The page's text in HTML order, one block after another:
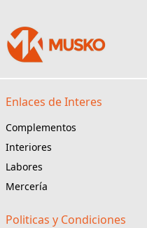
Enlaces de Interes
Complementos
Interiores
Labores
Mercería
Politicas y Condiciones